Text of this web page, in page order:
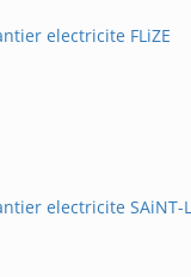
electricite FLiZE
electricite SAiNT-